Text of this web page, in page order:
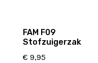
FAM F09
Stofzuigerzak
€ 9,95